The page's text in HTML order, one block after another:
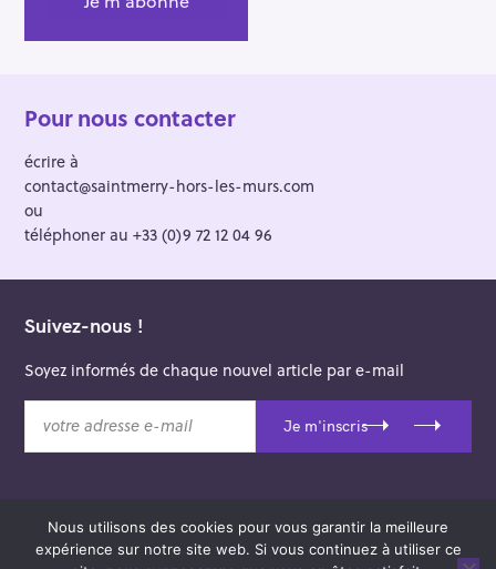
Pour nous contacter
écrire à
contact@saintmerry-hors-les-murs.com
ou
téléphoner au +33 (0)9 72 12 04 96
Suivez-nous !
Soyez informés de chaque nouvel article par e-mail
t
Je m'inscris
© 2026 Saint-Merry Hors-les-Murs.
Nous utilisons des cookies pour vous garantir la meilleure
expérience sur notre site web. Si vous continuez à utiliser ce